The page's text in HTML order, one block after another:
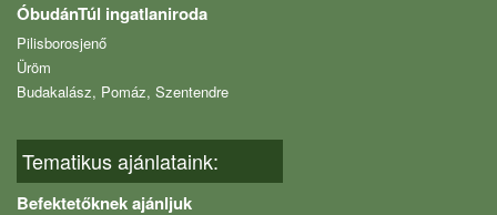
ÓbudánTúl ingatlaniroda
Pilisborosjenő
Üröm
Budakalász, Pomáz, Szentendre
Tematikus ajánlataink:
Befektetőknek ajánljuk